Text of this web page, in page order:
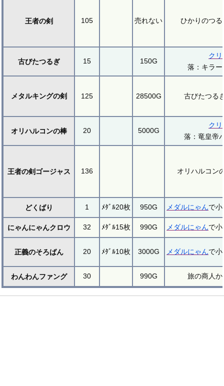
王者の剣 105 売れない ひかりのつ
古びたつるぎ 15 150G
ク
落：キラ
メタルキングの剣 125 28500G 古びたつる
オリハルコンの棒 20 5000G
ク
落：竜皇帝
王者の剣ゴージャス 136 オリハルコン
どくばり 1 ﾒﾀﾞﾙ20枚 950G メダルにゃんで
にゃんにゃんクロウ 32 ﾒﾀﾞﾙ15枚 990G メダルにゃんで
正義のそろばん 20 ﾒﾀﾞﾙ10枚 3000G メダルにゃんで
わんわんファング 30 990G 旅の商人